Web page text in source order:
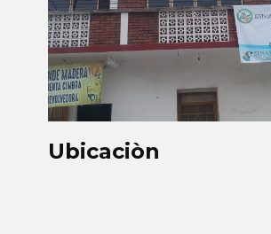
Ubicaciòn